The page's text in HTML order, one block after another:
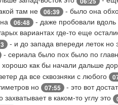
там не 06:39 - было она
06:48 - даже пробовали
вариантах где-то еще
- и до запада впереди леток но
- сериала было пох было по
хорошо как бы начали дальше
да все сквозняки с любого
но 07:55 - это вот
захватывает в каком-то углу это